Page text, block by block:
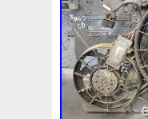
plus
radiateur
et la taille
Taille
Diamètre